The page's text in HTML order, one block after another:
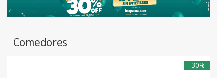
Comedores
-30%